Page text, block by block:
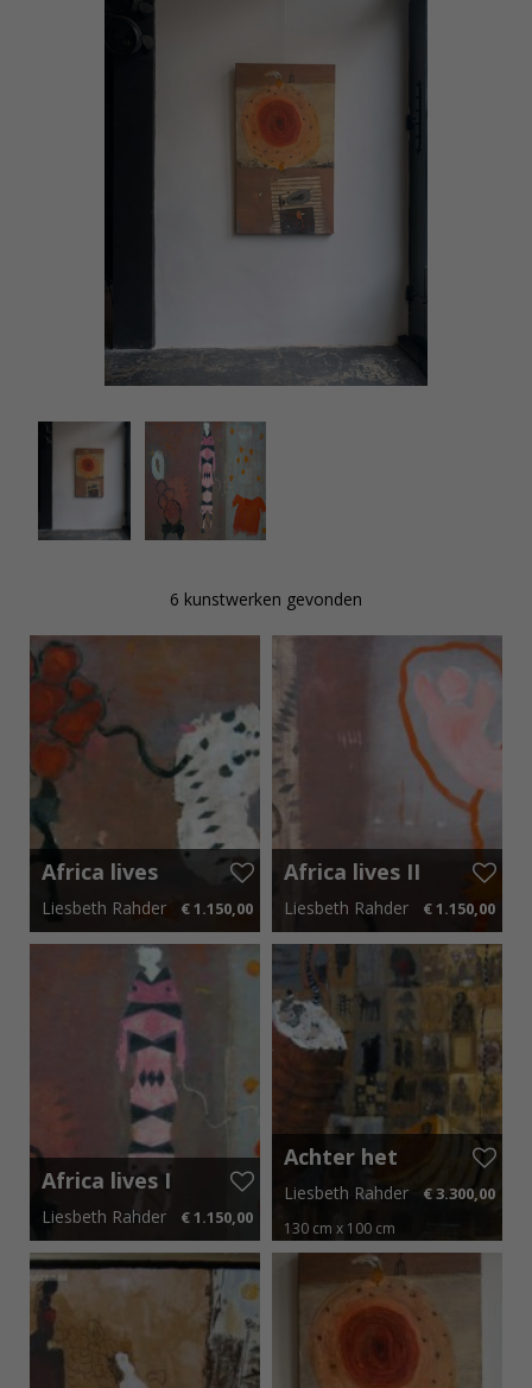
Liesbeth Rahder studied at the Gerrit Rietveld
Academy in Amsterdam. Rahder paints intuitively,
starting with structured color fields across the entire
surface, and then adds small icons that can be highly
detailed. She also often makes small inscriptions,
scratched into the wet paint with a palette knife or
the back of a brush. The figurative elements she
applies are her signature, and the coherence or
conflicts in her work draw the viewer into the
Although the figurative elements are narrative and
recognizable, they always seem to follow the
inevitable impulse of the brush or palette knife. In
doing so, Rahder brings out the qualities of the
produced a beautiful collection of prints, and her
original works are typically created in oil paint.
6 kunstwerken gevonden
Africa lives
Liesbeth Rahder € 1.150,00
50 cm x 30 cm € 17,25 p.m.
Africa lives II
Liesbeth Rahder € 1.150,00
50 cm x 30 cm € 17,25 p.m.
Africa lives I
Liesbeth Rahder € 1.150,00
50 cm x 30 cm € 17,25 p.m.
Achter het
zwart
Liesbeth Rahder € 3.300,00
130 cm x 100 cm
€ 49,50 p.m.